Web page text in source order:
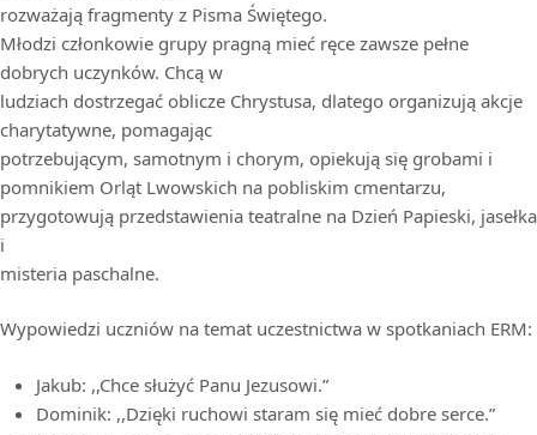
rozważają fragmenty z Pisma Świętego.
Młodzi członkowie grupy pragną mieć ręce zawsze pełne
dobrych uczynków. Chcą w
ludziach dostrzegać oblicze Chrystusa, dlatego organizują akcje
charytatywne, pomagając
potrzebującym, samotnym i chorym, opiekują się grobami i
pomnikiem Orląt Lwowskich na pobliskim cmentarzu,
przygotowują przedstawienia teatralne na Dzień Papieski, jasełka
i
misteria paschalne.
Wypowiedzi uczniów na temat uczestnictwa w spotkaniach ERM:
Jakub: ,,Chce służyć Panu Jezusowi.”
Dominik: ,,Dzięki ruchowi staram się mieć dobre serce.”